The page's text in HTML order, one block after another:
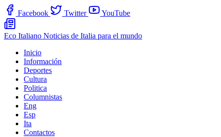
Facebook Twitter YouTube
Eco Italiano Noticias de Italia para el mundo
Inicio
Información
Deportes
Cultura
Politica
Columnistas
Eng
Esp
Ita
Contactos